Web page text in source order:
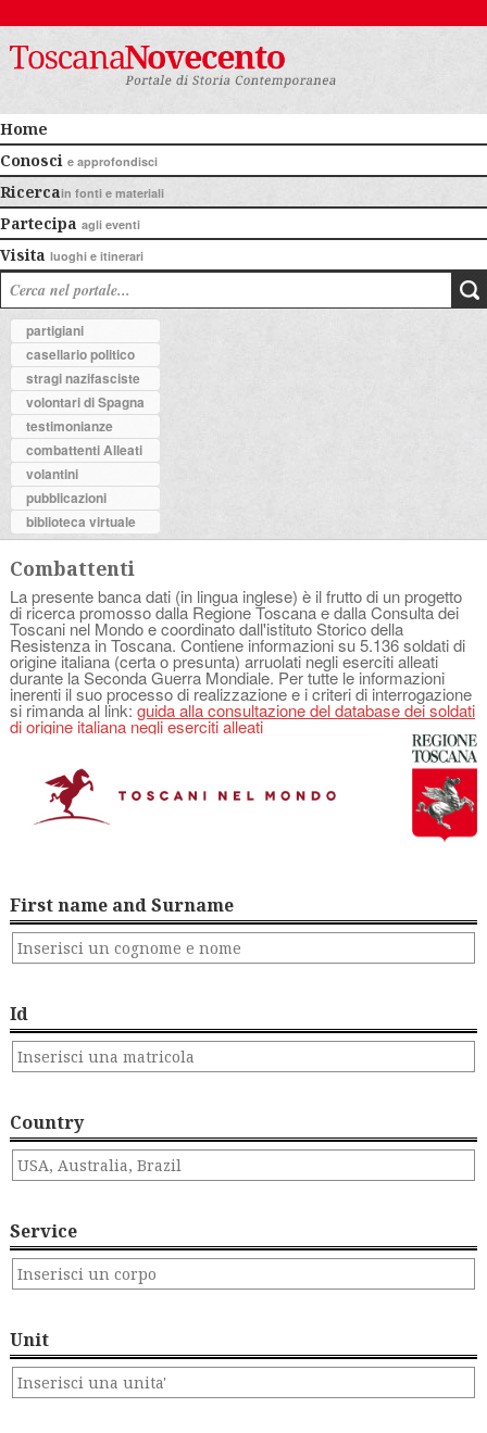
Home
Conosci e approfondisci
Ricercain fonti e materiali
Partecipa agli eventi
Visita luoghi e itinerari
partigiani
casellario politico
stragi nazifasciste
volontari di Spagna
testimonianze
combattenti Alleati
volantini
pubblicazioni
biblioteca virtuale
Combattenti
La presente banca dati (in lingua inglese) è il frutto di un progetto
di ricerca promosso dalla Regione Toscana e dalla Consulta dei
Toscani nel Mondo e coordinato dall'istituto Storico della
Resistenza in Toscana. Contiene informazioni su 5.136 soldati di
origine italiana (certa o presunta) arruolati negli eserciti alleati
durante la Seconda Guerra Mondiale. Per tutte le informazioni
inerenti il suo processo di realizzazione e i criteri di interrogazione
si rimanda al link: guida alla consultazione del database dei soldati
di origine italiana negli eserciti alleati
First name and Surname
Id
Country
Service
Unit